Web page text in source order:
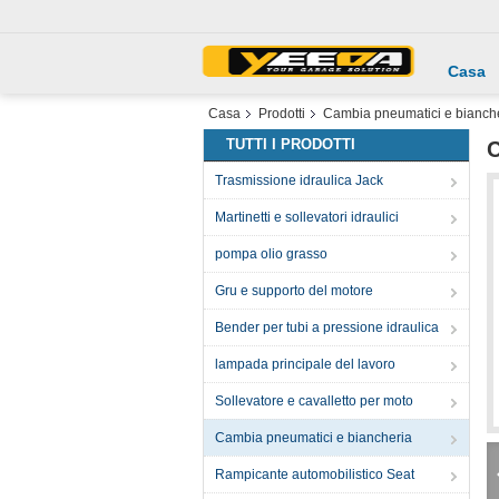
Casa
Casa Prodotti Cambia pneumatici e
TUTTI I PRODOTTI
Trasmissione idraulica Jack
Martinetti e sollevatori idraulici
pompa olio grasso
Gru e supporto del motore
Bender per tubi a pressione idraulica
lampada principale del lavoro
Sollevatore e cavalletto per moto
Cambia pneumatici e biancheria
Rampicante automobilistico Seat